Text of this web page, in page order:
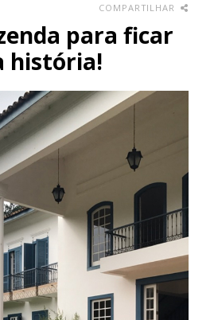
COMPARTILHAR
para ficar
história!